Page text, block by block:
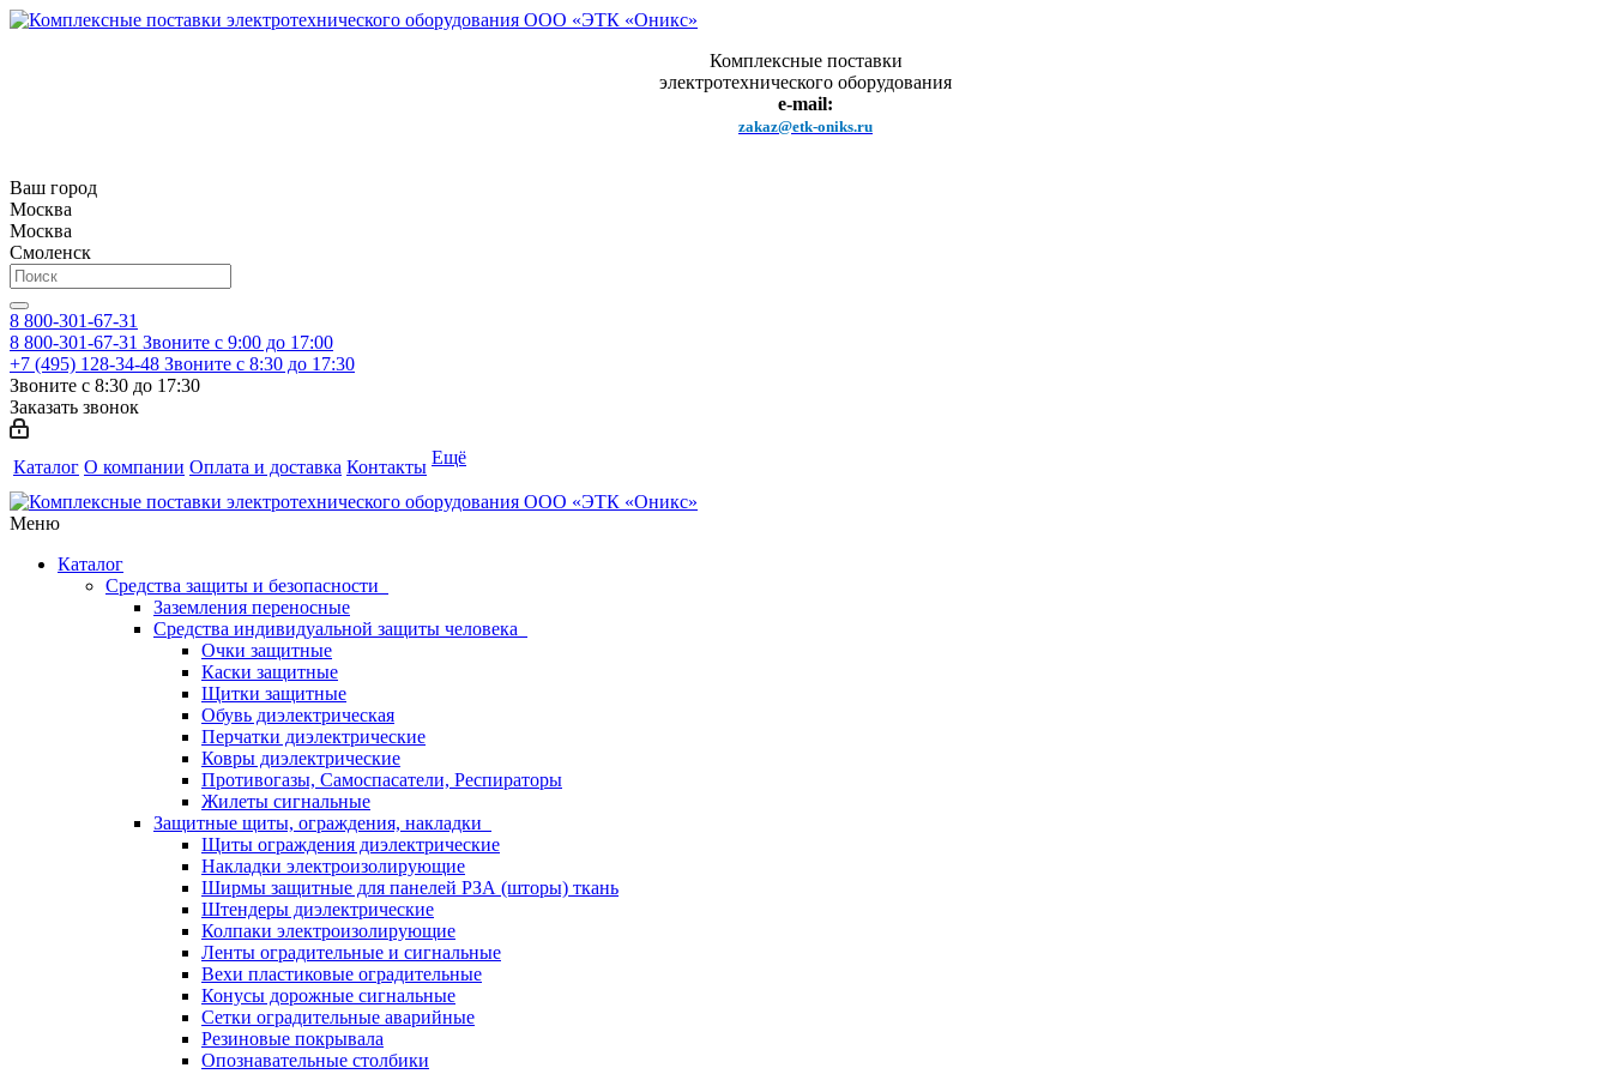
Комплексные поставки
электротехнического оборудования
e-mail:
zakaz@etk-oniks.ru
Ваш город
Москва
Москва
Смоленск
8 800-301-67-31
8 800-301-67-31 Звоните с 9:00 до 17:00
+7 (495) 128-34-48 Звоните с 8:30 до 17:30
Звоните с 8:30 до 17:30
Заказать звонок
Каталог О компании Оплата и доставка Контакты Ещё
Меню
Каталог
Средства защиты и безопасности
Заземления переносные
Средства индивидуальной защиты человека
Очки защитные
Каски защитные
Щитки защитные
Обувь диэлектрическая
Перчатки диэлектрические
Ковры диэлектрические
Противогазы, Самоспасатели, Респираторы
Жилеты сигнальные
Защитные щиты, ограждения, накладки
Щиты ограждения диэлектрические
Накладки электроизолирующие
Ширмы защитные для панелей РЗА (шторы) ткань
Штендеры диэлектрические
Колпаки электроизолирующие
Ленты оградительные и сигнальные
Вехи пластиковые оградительные
Конусы дорожные сигнальные
Сетки оградительные аварийные
Резиновые покрывала
Опознавательные столбики